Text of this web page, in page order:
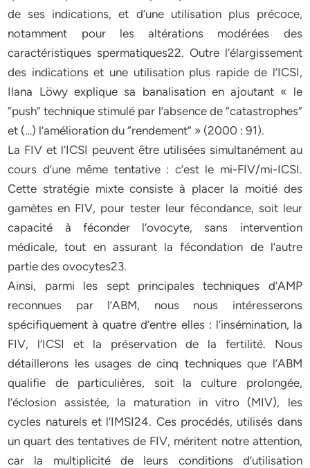
de ses indications, et d’une utilisation plus précoce,
notamment pour les altérations modérées des
caractéristiques spermatiques22. Outre l’élargissement
des indications et une utilisation plus rapide de l’ICSI,
Ilana Löwy explique sa banalisation en ajoutant « le
“push” technique stimulé par l’absence de “catastrophes”
et (…) l’amélioration du “rendement” » (2000 : 91).
La FIV et l’ICSI peuvent être utilisées simultanément au
cours d’une même tentative : c’est le mi-FIV/mi-ICSI.
Cette stratégie mixte consiste à placer la moitié des
gamètes en FIV, pour tester leur fécondance, soit leur
capacité à féconder l’ovocyte, sans intervention
médicale, tout en assurant la fécondation de l’autre
partie des ovocytes23.
Ainsi, parmi les sept principales techniques d’AMP
reconnues par l’ABM, nous nous intéresserons
spécifiquement à quatre d’entre elles : l’insémination, la
FIV, l’ICSI et la préservation de la fertilité. Nous
détaillerons les usages de cinq techniques que l’ABM
qualifie de particulières, soit la culture prolongée,
l’éclosion assistée, la maturation in vitro (MIV), les
cycles naturels et l’IMSI24. Ces procédés, utilisés dans
un quart des tentatives de FIV, méritent notre attention,
car la multiplicité de leurs conditions d’utilisation